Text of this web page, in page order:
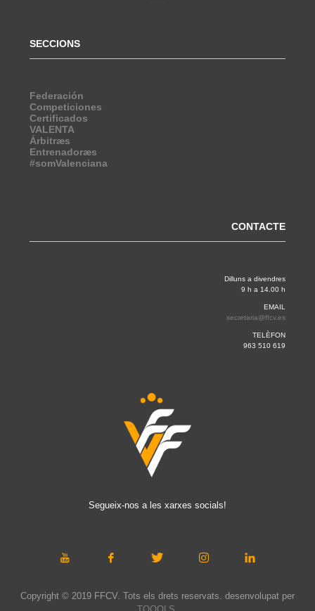
SECCIONS
Federación
Competiciones
Certificados
VALENTA
Árbitræs
Entrenadoræs
#somValenciana
CONTACTE
Dilluns a divendres
9 h a 14.00 h
EMAIL
secretaria@ffcv.es
TELÈFON
963 510 619
Segueix-nos a les xarxes socials!
Copyright © 2019 FFCV. Tots els drets reservats. desenvolupat per